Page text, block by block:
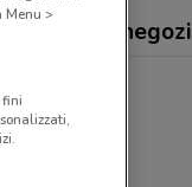
offerte e negozi
Menu >
fini